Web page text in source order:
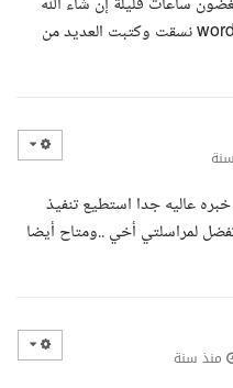
لدي خبرة كبيرة بالكتابة والتنسيق على word نسقت وكتبت العديد من
عاليه جدا استطيع تنفيذ
لمراسلتي أخي ..ومتاح أيضا
منذ سنة